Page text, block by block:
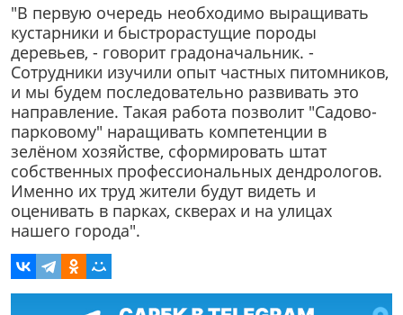
"В первую очередь необходимо выращивать
кустарники и быстрорастущие породы
деревьев, - говорит градоначальник. -
Сотрудники изучили опыт частных питомников,
и мы будем последовательно развивать это
направление. Такая работа позволит "Садово-
парковому" наращивать компетенции в
зелёном хозяйстве, сформировать штат
собственных профессиональных дендрологов.
Именно их труд жители будут видеть и
оценивать в парках, скверах и на улицах
нашего города".